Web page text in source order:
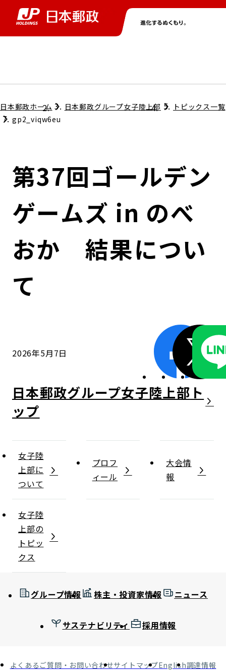
グループ情報トップ
コンプライアンス
ガバナンス
ローカル共創イニシアティブ
関連事業
株主・投資家情報トップ
個人投資家のみなさまへ
株式情報
IRカレンダー
ニューストップ
サステナビリティトップ
担当役員メッセージ
サステナビリティマネジメント
社会
ESGデータ集
採用情報トップ
日本郵政ホーム 日本郵政グループ女子陸上部
トピックス一覧
gp2_viqw6eu
第37回ゴールデン
ゲームズ in のべ
おか 結果につい
て
2026年5月7日
日本郵政グループ女子陸上部
女子陸
上部に
ついて
プロフ
ィール
大会情
報
女子陸
上部の
トピッ
クス
グループ情報 株主・投資家情報 ニュース
サステナビリティ 採用情報
よくあるご質問・お問い合わせサイトマップEnglish調達情報